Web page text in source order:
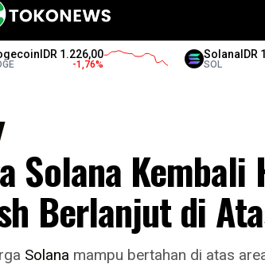
IDR 1.226,00 SolanaIDR
SOL
Solana
Berlanjut di
Solana mampu bertahan di atas